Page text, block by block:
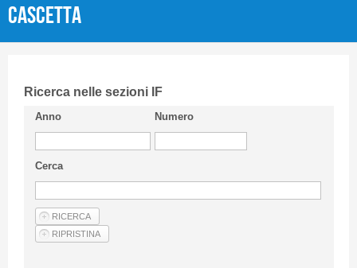
Short presentation CIFI
Guideline
Privacy & Policy
Articles
CASCETTA
Ricerca nelle sezioni IF
Anno Numero
Cerca